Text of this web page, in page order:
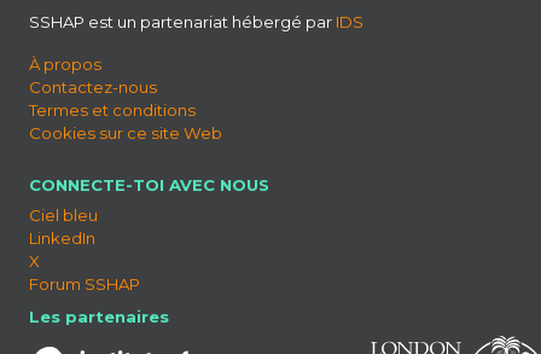
SSHAP est un partenariat hébergé par IDS
À propos
Contactez-nous
Termes et conditions
Cookies sur ce site Web
CONNECTE-TOI AVEC NOUS
Ciel bleu
LinkedIn
X
Forum SSHAP
Les partenaires